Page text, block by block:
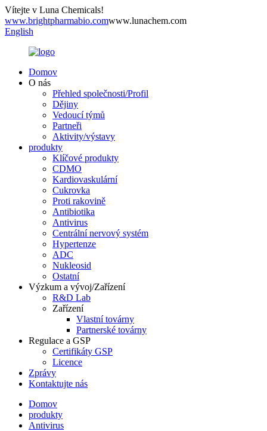
Vítejte v Luna Chemicals!
www.brightpharmabio.comwww.lunachem.com
English
Domov
O nás
Přehled společnosti/Profil
Dějiny
Vedoucí týmů
Partneři
Aktivity/výstavy
produkty
Klíčové produkty
CDMO
Kardiovaskulární
Cukrovka
Proti rakovině
Antibiotika
Antivirus
Centrální nervový systém
Hypertenze
ADC
Nukleosid
Ostatní
Výzkum a vývoj/Zařízení
R&D Lab
Zařízení
Vlastní továrny
Partnerské továrny
Regulace a GSP
Certifikáty GSP
Licence
Zprávy
Kontaktujte nás
Domov
produkty
Antivirus